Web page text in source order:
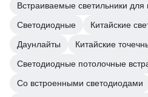
Встраиваемые светильники для
Светодиодные
Китайские
Даунлайты
Китайские
Светодиодные потолочные
Со встроенными светодиодами